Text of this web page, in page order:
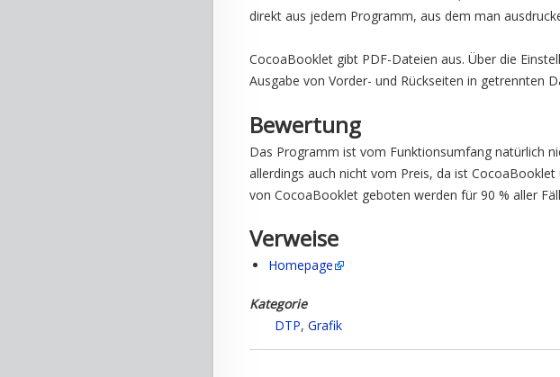
direkt aus jedem Programm, aus dem man
CocoaBooklet gibt PDF-Dateien aus. Über die
Ausgabe von Vorder- und Rückseiten in getrennten
Bewertung
Das Programm ist vom Funktionsumfang natürlich
allerdings auch nicht vom Preis, da ist
von CocoaBooklet geboten werden für 90 % aller
Verweise
Homepage
Kategorie
DTP, Grafik